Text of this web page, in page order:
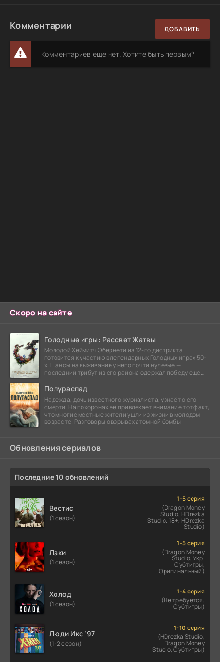
Скоро на сайте
Голодные игры: Рассвет Жатвы
Молодой Хеймитч Эбернети из 12-го дистрикта
готовится к участию в легендарных Голодных играх 50-
х. Шансы на выживание у него почти нулевые —
последний трибут из его района одержал победу еще
Полураспад
Надежда, дочь известного журналиста, узнаёт о его
смерти. На похоронах её привлекает внимание тот факт,
что многие местные жители ушли из жизни в молодом
возрасте. Разговоры о взрывах атомной бомбы
Обновления сериалов
Последние 10 обновлений
Вестис
(1 сезон)
1-5 серия
(Dragon Money
Studio, HDrezka
Studio. 18+, HDrezka
Studio)
Лаки
(1 сезон)
1-5 серия
(Dragon Money
Studio, Укр.
Субтитры,
Оригинальный)
Холод
(1 сезон)
1-4 серия
(Не требуется,
Субтитры)
Люди Икс ’97
(1-2 сезон)
1-10 серия
(HDrezka Studio,
Dragon Money
Studio, Субтитры)
Комментарии ДОБАВИТЬ
Комментариев еще нет. Хотите быть первым?